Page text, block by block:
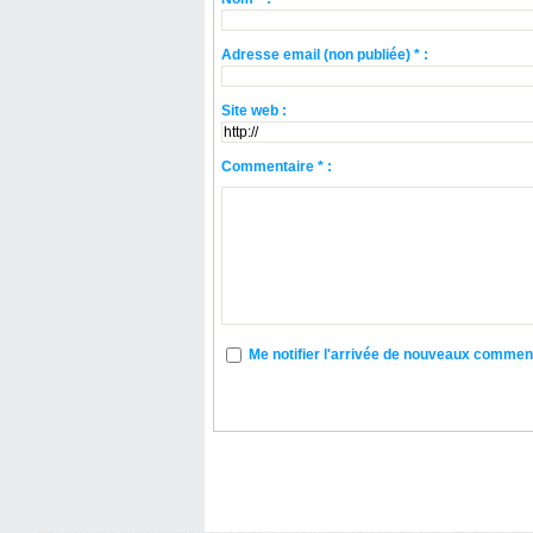
Adresse email (non publiée) * :
Site web :
Commentaire * :
Me notifier l'arrivée de nouveaux